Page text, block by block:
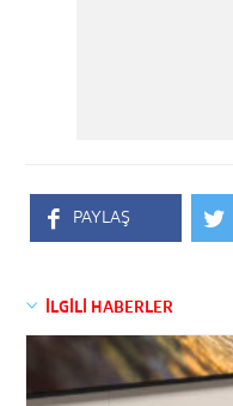
PAYLAŞ
İLGİLİ HABERLER